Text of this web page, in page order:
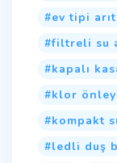
ev tipi
filtreli su
kapalı
klor
kompakt
ledli duş